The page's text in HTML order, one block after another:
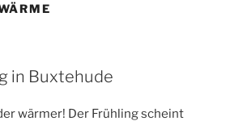
in Buxtehude
wärmer! Der Frühling scheint